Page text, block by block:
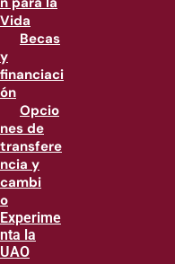
Vida
Becas
y
financiaci
ón
Opcio
nes de
transfere
ncia y
cambi
o
Experime
nta la
UAO